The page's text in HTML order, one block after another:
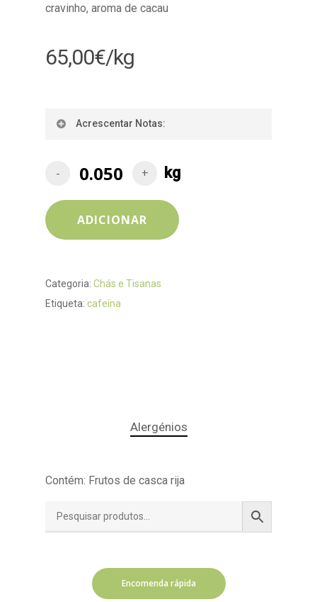
cravinho, aroma de cacau
65,00€/kg
Acrescentar Notas:
ADICIONAR
Categoria: Chás e Tisanas
Etiqueta: cafeína
Alergénios
Contém: Frutos de casca rija
Encomenda rápida